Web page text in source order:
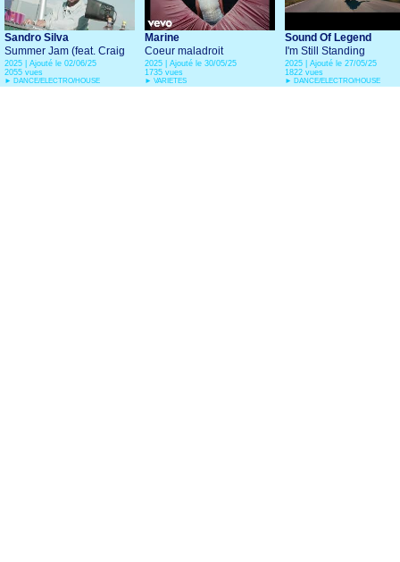
Sandro Silva
Summer Jam (feat. Craig
Smart)
2025 | Ajouté le 02/06/25
2055 vues
► DANCE/ELECTRO/HOUSE
Marine
Coeur maladroit
2025 | Ajouté le 30/05/25
1735 vues
► VARIETES
Sound Of Legend
I'm Still Standing
2025 | Ajouté le 27/05/25
1822 vues
► DANCE/ELECTRO/HOUSE